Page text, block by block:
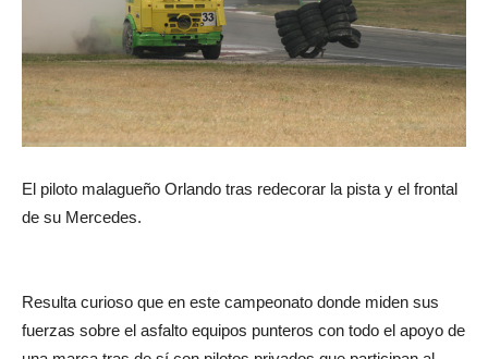
El piloto malagueño Orlando tras redecorar la pista y el frontal
de su Mercedes.
Resulta curioso que en este campeonato donde miden sus
fuerzas sobre el asfalto equipos punteros con todo el apoyo de